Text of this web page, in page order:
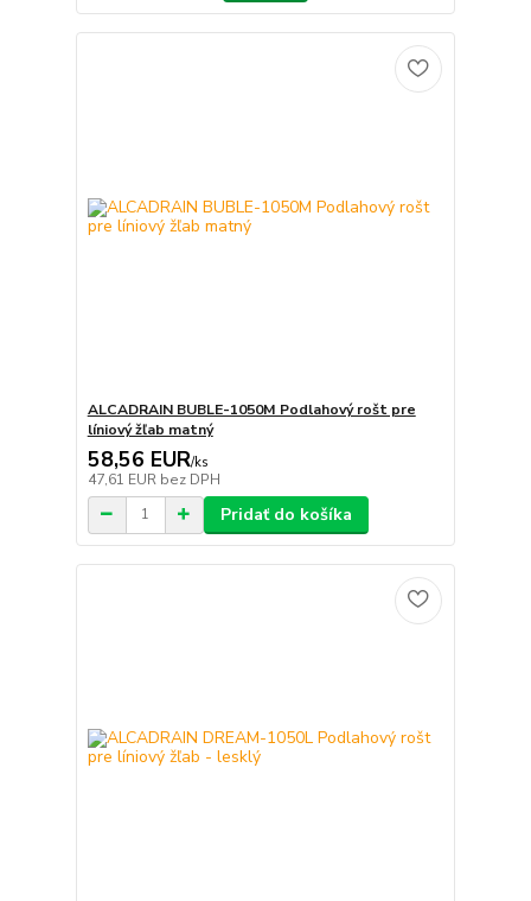
ALCADRAIN BUBLE-1050M Podlahový rošt pre
líniový žľab matný
58,56 EUR/ks
47,61 EUR bez DPH
Pridať do košíka